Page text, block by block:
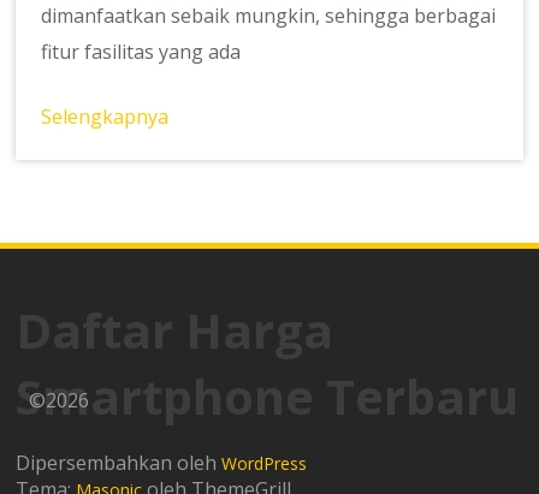
dimanfaatkan sebaik mungkin, sehingga berbagai
fitur fasilitas yang ada
Selengkapnya
Daftar Harga
Smartphone Terbaru
©2026
Dipersembahkan olehWordPress